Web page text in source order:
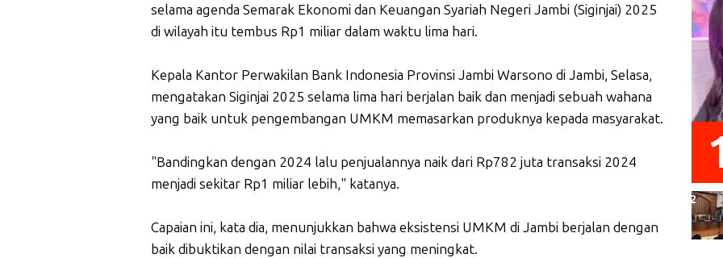
selama agenda Semarak Ekonomi dan Keuangan Syariah Negeri Jambi (Siginjai) 2025
di wilayah itu tembus Rp1 miliar dalam waktu lima hari.
Kepala Kantor Perwakilan Bank Indonesia Provinsi Jambi Warsono di Jambi, Selasa,
mengatakan Siginjai 2025 selama lima hari berjalan baik dan menjadi sebuah wahana
yang baik untuk pengembangan UMKM memasarkan produknya kepada masyarakat.
"Bandingkan dengan 2024 lalu penjualannya naik dari Rp782 juta transaksi 2024
menjadi sekitar Rp1 miliar lebih," katanya.
Capaian ini, kata dia, menunjukkan bahwa eksistensi UMKM di Jambi berjalan dengan
baik dibuktikan dengan nilai transaksi yang meningkat.